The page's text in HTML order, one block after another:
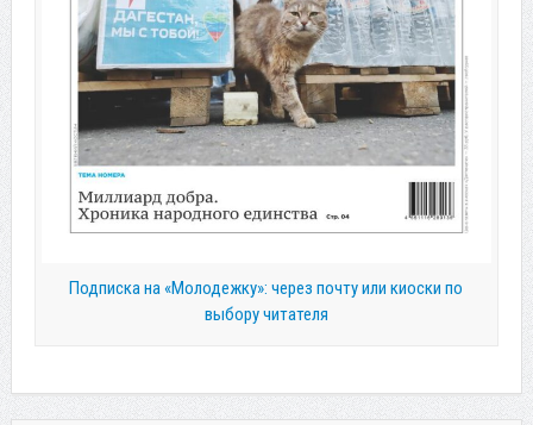
Подписка на «Молодежку»: через почту или киоски по
выбору читателя